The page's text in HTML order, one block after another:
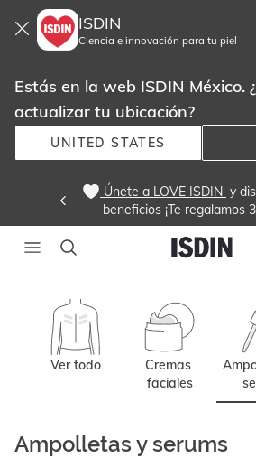
ISDIN
Ciencia e innovación para tu piel
Estás en la web ISDIN México.
actualizar tu ubicación?
UNITED STATES
Únete a LOVE ISDIN y
beneficios ¡Te regalamos
Ver todo
Cremas
faciales
Ampolletas y serums